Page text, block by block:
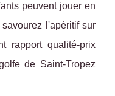
peuvent jouer en
l'apéritif sur
rapport qualité-prix
de Saint-Tropez